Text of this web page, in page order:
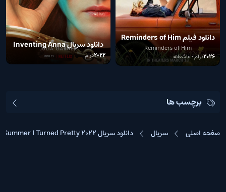
دانلود فیلم Reminders of Him
2026
Reminders of Him
2026درام • عاشقانه
دانلود سریال Inventing Anna
2022
2022درام
برچسب ها
صفحه اصلی سریال دانلود سریال The Summer I Turned Pretty 2022